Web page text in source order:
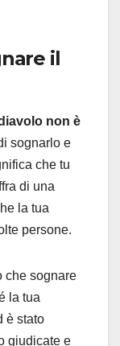
il
non è
sognarlo e
che tu
di una
la tua
persone.
che sognare
la tua
è stato
giudicate e